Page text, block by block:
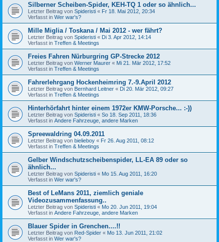
Silberner Scheiben-Spider, KEH-TQ 1 oder so ähnlich...
Letzter Beitrag von Spideristi « Fr 18. Mai 2012, 20:34
Verfasst in Wer war's?
Mille Miglia / Toskana / Mai 2012 - wer fährt?
Letzter Beitrag von Spideristi « Di 3. Apr 2012, 14:14
Verfasst in Treffen & Meetings
Freies Fahren Nürburgring GP-Strecke 2012
Letzter Beitrag von Werner Maurer « Mi 21. Mär 2012, 17:52
Verfasst in Treffen & Meetings
Fahrerlehrgang Hockenheimring 7.-9.April 2012
Letzter Beitrag von Bernhard Leitner « Di 20. Mär 2012, 09:27
Verfasst in Treffen & Meetings
Hinterhörfahrt hinter einem 1972er KMW-Porsche... :-))
Letzter Beitrag von Spideristi « So 18. Sep 2011, 18:36
Verfasst in Andere Fahrzeuge, andere Marken
Spreewaldring 04.09.2011
Letzter Beitrag von bielieboy « Fr 26. Aug 2011, 08:12
Verfasst in Treffen & Meetings
Gelber Windschutzscheibenspider, LL-EA 89 oder so
ähnlich...
Letzter Beitrag von Spideristi « Mo 15. Aug 2011, 16:20
Verfasst in Wer war's?
Best of LeMans 2011, ziemlich geniale
Videozusammenfassung..
Letzter Beitrag von Spideristi « Mo 20. Jun 2011, 19:04
Verfasst in Andere Fahrzeuge, andere Marken
Blauer Spider in Grenchen....!!
Letzter Beitrag von Red-Spider « Mo 13. Jun 2011, 21:02
Verfasst in Wer war's?